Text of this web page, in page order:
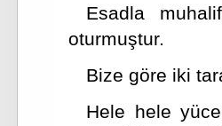
Esadla
oturmuştur.
Bize göre iki
Hele hele